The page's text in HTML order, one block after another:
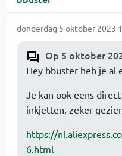
donderdag 5 oktober 2023
Op 5 oktober
Hey bbuster heb je al
Je kan ook eens
inkjetten, zeker
https://
6.html